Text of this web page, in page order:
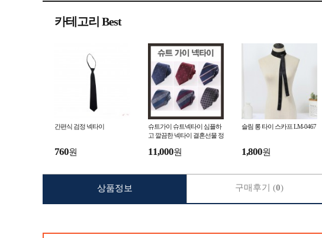
카테고리 Best
간편식 검정 넥타이
760원
슈트가이 슈트넥타이 심플하
고 깔끔한 넥타이 결혼선물 정
11,000원
슬림 롱 타이 스카프 LM-0467
1,800원
상품정보 구매후기 (0)